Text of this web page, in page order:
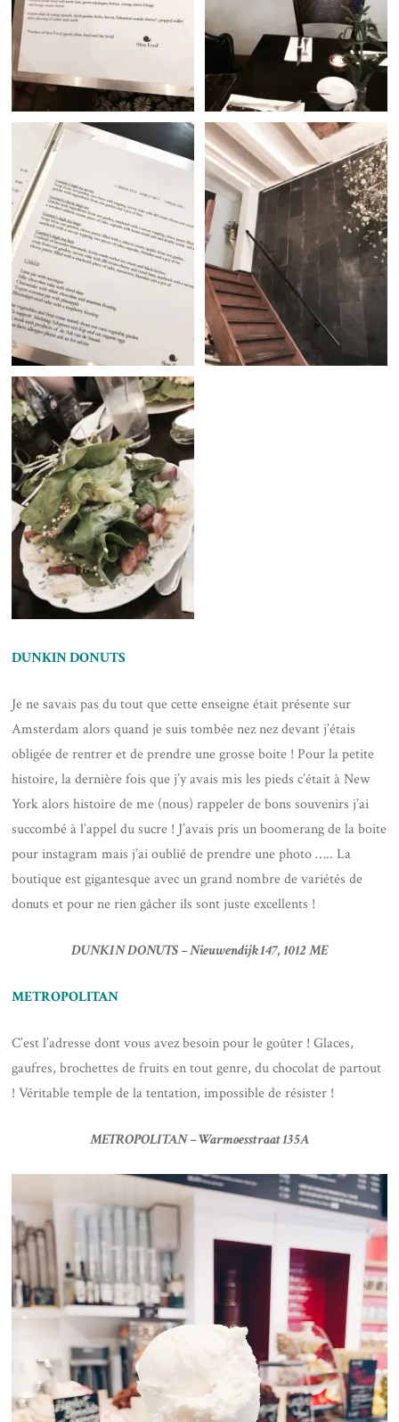
DUNKIN DONUTS
Je ne savais pas du tout que cette enseigne était présente sur
Amsterdam alors quand je suis tombée nez nez devant j’étais
obligée de rentrer et de prendre une grosse boite ! Pour la petite
histoire, la dernière fois que j’y avais mis les pieds c’était à New
York alors histoire de me (nous) rappeler de bons souvenirs j’ai
succombé à l’appel du sucre ! J’avais pris un boomerang de la boite
pour instagram mais j’ai oublié de prendre une photo ….. La
boutique est gigantesque avec un grand nombre de variétés de
donuts et pour ne rien gâcher ils sont juste excellents !
DUNKIN DONUTS – Nieuwendijk 147, 1012 ME
METROPOLITAN
C’est l’adresse dont vous avez besoin pour le goûter ! Glaces,
gaufres, brochettes de fruits en tout genre, du chocolat de partout
! Véritable temple de la tentation, impossible de résister !
METROPOLITAN –Warmoesstraat 135A